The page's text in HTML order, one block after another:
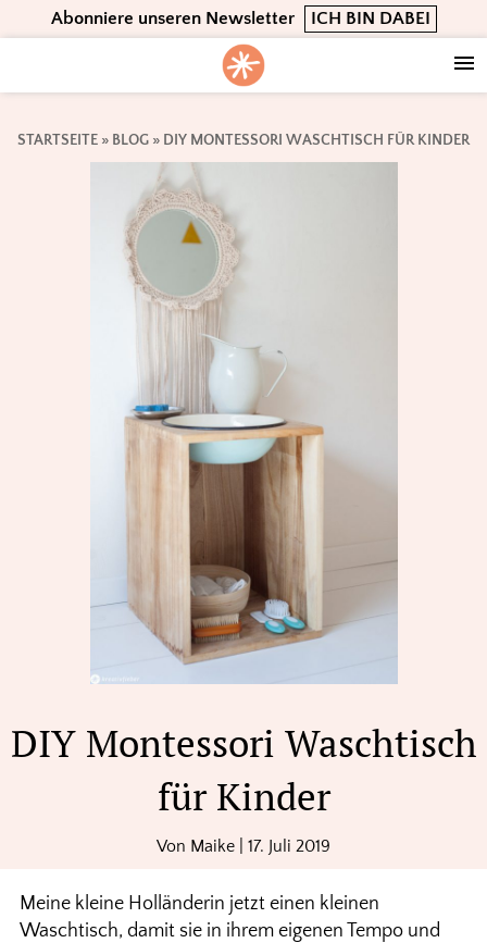
to
navigation
to
content
to
Abonniere unseren Newsletter ICH BIN DABEI
STARTSEITE » BLOG » DIY MONTESSORI WASCHTISCH FÜR KINDER
DIY Montessori Waschtisch
für Kinder
Von Maike 17. Juli 2019
Meine kleine Holländerin jetzt einen kleinen
Waschtisch, damit sie in ihrem eigenen Tempo und